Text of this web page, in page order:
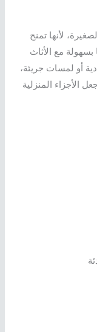
لأنها تمنح
بسهولة مع الأثاث
أو لمسات جريئة،
الأجزاء المنزلية